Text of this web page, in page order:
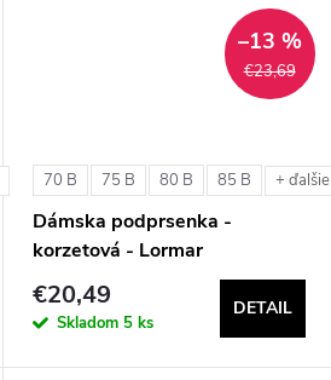
€23,69
–13 %
70 B 75 B 80 B 85 B + ďalšie
Dámska podprsenka -
korzetová - Lormar
ExtraOrdinary Fascia
€20,49
Skladom 5 ks
DETAIL